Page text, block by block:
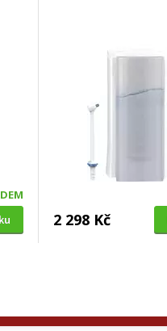
2 298 Kč